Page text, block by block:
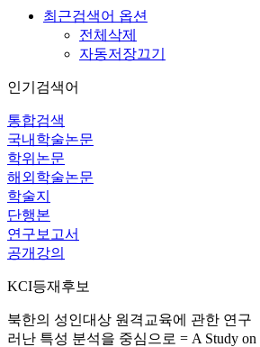
최근검색어 옵션
전체삭제
자동저장끄기
인기검색어
통합검색
국내학술논문
학위논문
해외학술논문
학술지
단행본
연구보고서
공개강의
KCI등재후보
북한의 성인대상 원격교육에 관한 연
러난 특성 분석을 중심으로 = A Study on